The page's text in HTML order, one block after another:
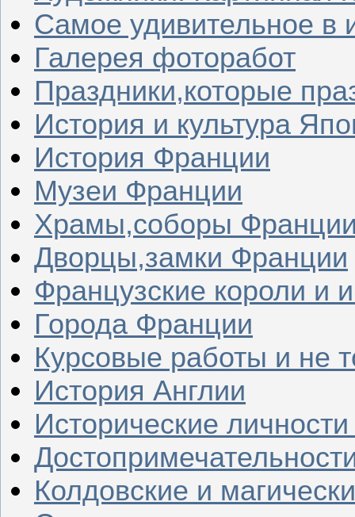
Самое удивительное в
Галерея фоторабот
Праздники,которые
История и культура
История Франции
Музеи Франции
Храмы,соборы
Дворцы,замки Франции
Французские короли и
Города Франции
Курсовые работы и не
История Англии
Исторические
Колдовские и